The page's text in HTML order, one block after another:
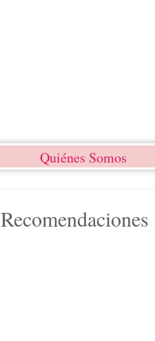
Quiénes Somos
Recomendaciones